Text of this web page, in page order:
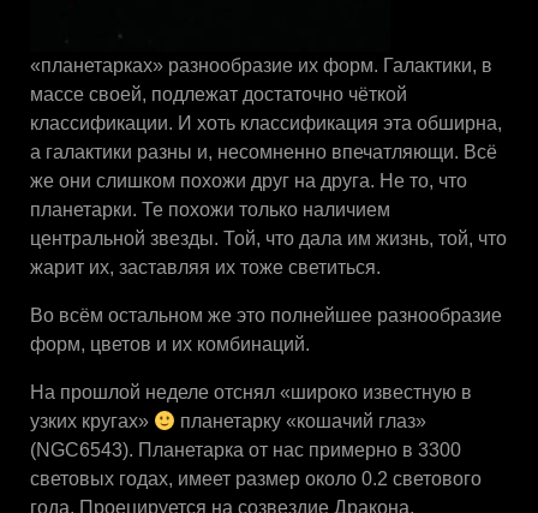
«планетарках» разнообразие их форм. Галактики, в
массе своей, подлежат достаточно чёткой
классификации. И хоть классификация эта обширна,
а галактики разны и, несомненно впечатляющи. Всё
же они слишком похожи друг на друга. Не то, что
планетарки. Те похожи только наличием
центральной звезды. Той, что дала им жизнь, той, что
жарит их, заставляя их тоже светиться.
Во всём остальном же это полнейшее разнообразие
форм, цветов и их комбинаций.
На прошлой неделе отснял «широко известную в
узких кругах»
планетарку «кошачий глаз»
(NGC6543). Планетарка от нас примерно в 3300
световых годах, имеет размер около 0.2 светового
года. Проецируется на созвездие Дракона.